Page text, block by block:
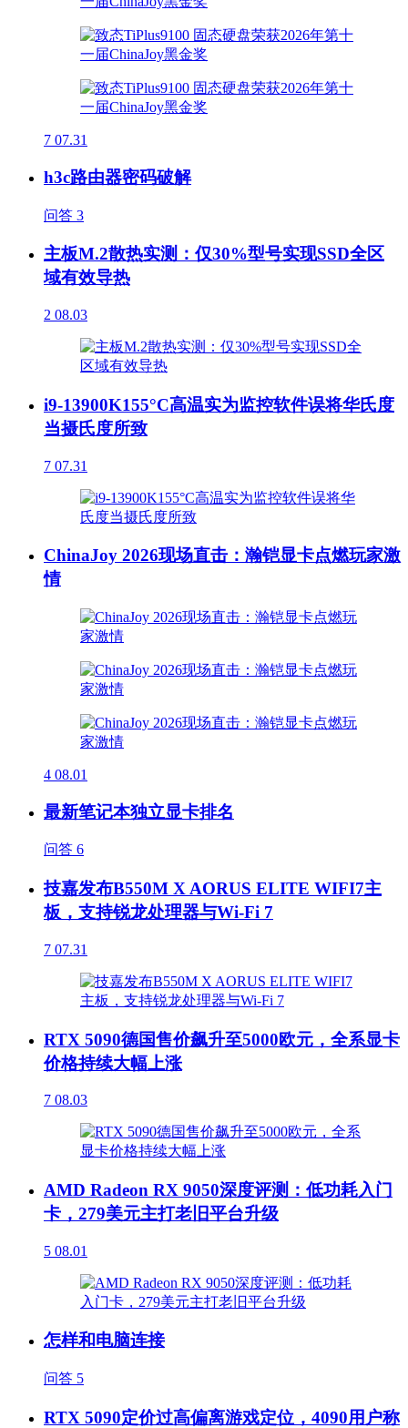
7 07.31
h3c路由器密码破解
问答 3
主板M.2散热实测：仅30%型号实现SSD全区
域有效导热
2 08.03
i9-13900K155°C高温实为监控软件误将华氏度
当摄氏度所致
7 07.31
ChinaJoy 2026现场直击：瀚铠显卡点燃玩家激
情
4 08.01
最新笔记本独立显卡排名
问答 6
技嘉发布B550M X AORUS ELITE WIFI7主
板，支持锐龙处理器与Wi-Fi 7
7 07.31
RTX 5090德国售价飙升至5000欧元，全系显卡
价格持续大幅上涨
7 08.03
AMD Radeon RX 9050深度评测：低功耗入门
卡，279美元主打老旧平台升级
5 08.01
怎样和电脑连接
问答 5
RTX 5090定价过高偏离游戏定位，4090用户称